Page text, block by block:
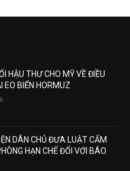
HẬU THƯ CHO MỸ VỀ ĐIỀU
EO BIỂN HORMUZ
DÂN CHỦ ĐƯA LUẬT CẤM
HẠN CHẾ ĐỐI VỚI BÁO